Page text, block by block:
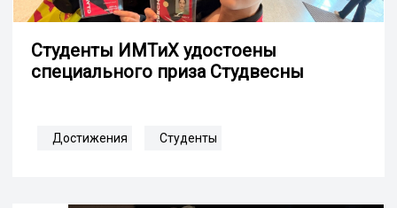
Студенты ИМТиХ удостоены
специального приза Студвесны
Достижения Студенты